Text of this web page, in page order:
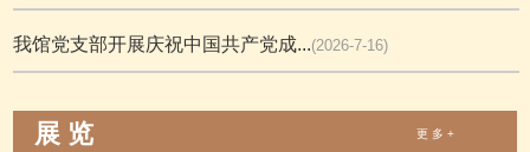
我馆党支部开展庆祝中国共产党成...(2026-7-16)
展 览 更 多 +